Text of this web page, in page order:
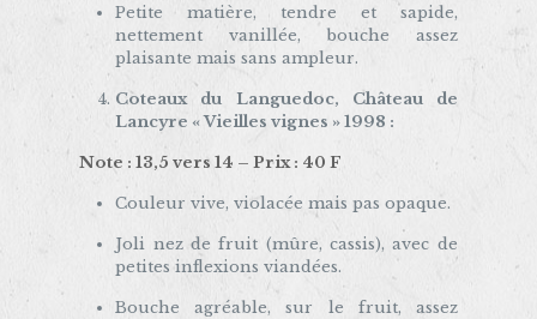
Petite matière, tendre et sapide,
nettement vanillée, bouche assez
plaisante mais sans ampleur.
Coteaux du Languedoc, Château de
Lancyre « Vieilles vignes » 1998 :
Note : 13,5 vers 14 – Prix : 40 F
Couleur vive, violacée mais pas opaque.
Joli nez de fruit (mûre, cassis), avec de
petites inflexions viandées.
Bouche agréable, sur le fruit, assez